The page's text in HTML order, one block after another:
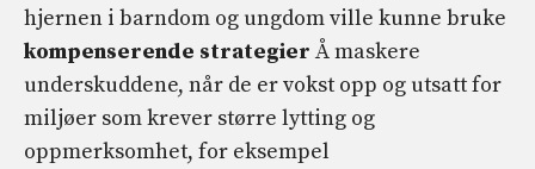
hjernen i barndom og ungdom ville kunne bruke
kompenserende strategierÅ maskere
underskuddene, når de er vokst opp og utsatt for
miljøer som krever større lytting og
oppmerksomhet, for eksempel